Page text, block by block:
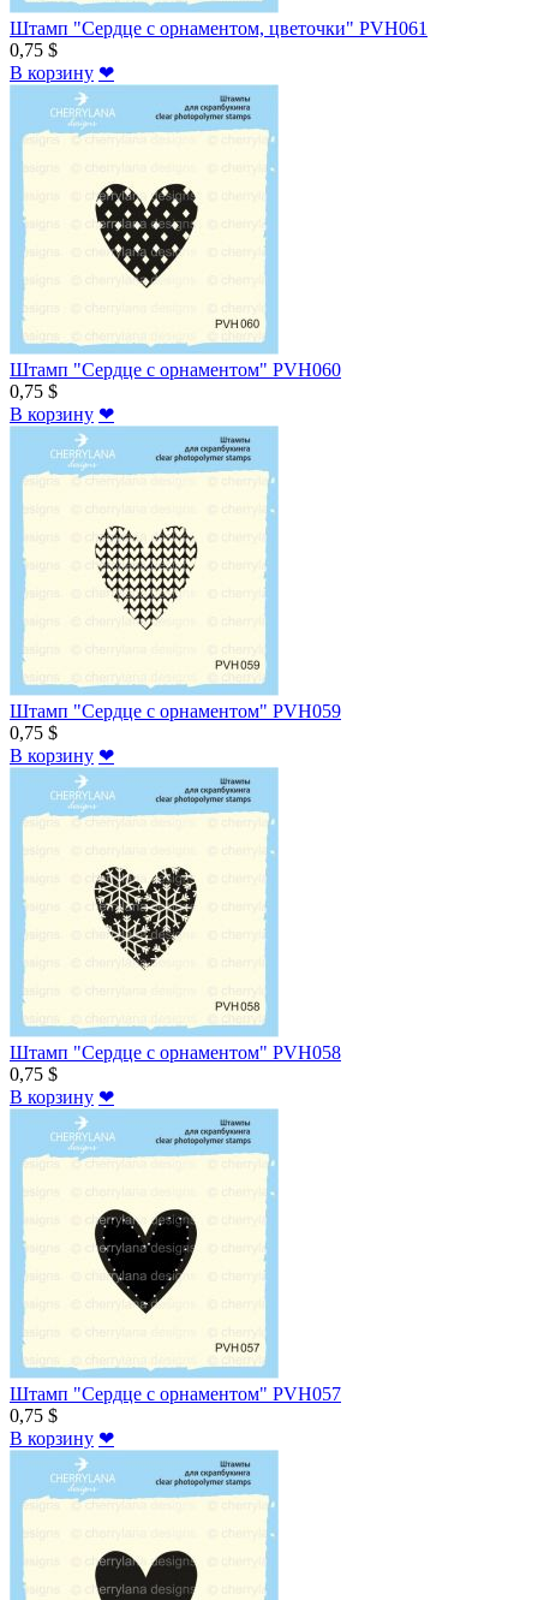
Штамп "Сердце с орнаментом, цветочки" PVH061
0,75 $
В корзину ❤
Штамп "Сердце с орнаментом" PVH060
0,75 $
В корзину ❤
Штамп "Сердце с орнаментом" PVH059
0,75 $
В корзину ❤
Штамп "Сердце с орнаментом" PVH058
0,75 $
В корзину ❤
Штамп "Сердце с орнаментом" PVH057
0,75 $
В корзину ❤